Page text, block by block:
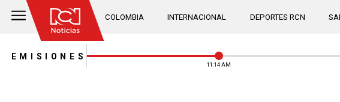
COLOMBIA INTERNACIONAL DEPORTES RCN
EMISIONES
11:14 AM